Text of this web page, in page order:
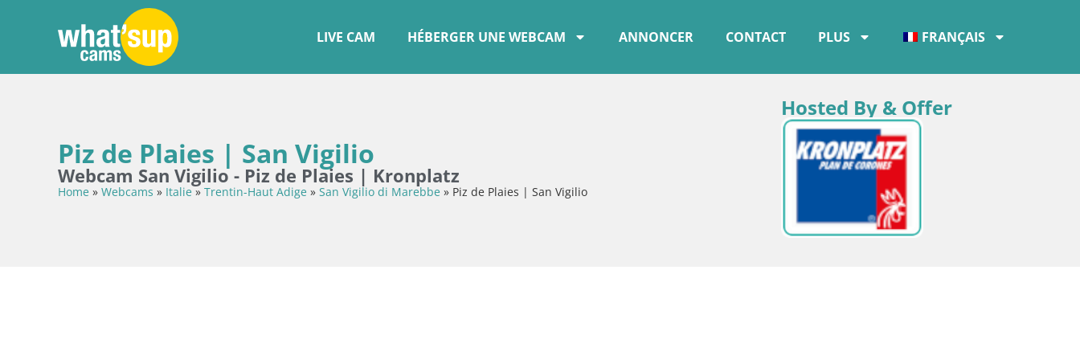
LIVE CAM HÉBERGER UNE WEBCAM ANNONCER CONTACT PLUS FRANÇAIS
Piz de Plaies | San Vigilio
Webcam San Vigilio - Piz de Plaies | Kronplatz
Home » Webcams » Italie» Trentin-Haut Adige » San Vigilio di Marebbe » Piz de Plaies | San Vigilio
Hosted By & Offer